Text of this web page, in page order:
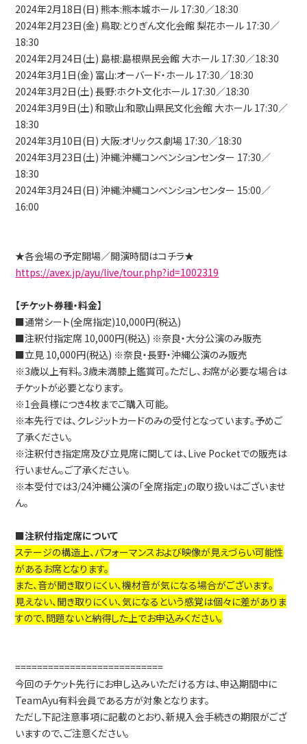
2024年2月18日(日) 熊本:熊本城ホール 17:30／18:30
2024年2月23日(金) 鳥取:とりぎん文化会館 梨花ホール 17:30／
18:30
2024年2月24日(土) 島根:島根県民会館 大ホール 17:30／18:30
2024年3月1日(金) 富山:オーバード・ホール 17:30／18:30
2024年3月2日(土) 長野:ホクト文化ホール 17:30／18:30
2024年3月9日(土) 和歌山:和歌山県民文化会館 大ホール 17:30／
18:30
2024年3月10日(日) 大阪:オリックス劇場 17:30／18:30
2024年3月23日(土) 沖縄:沖縄コンベンションセンター 17:30／
18:30
2024年3月24日(日) 沖縄:沖縄コンベンションセンター 15:00／
16:00
★各会場の予定開場／開演時間はコチラ★
https://avex.jp/ayu/live/tour.php?id=1002319
【チケット券種・料金】
■通常シート(全席指定)10,000円(税込)
■注釈付指定席 10,000円(税込) ※奈良・大分公演のみ販売
■立見 10,000円(税込) ※奈良・長野・沖縄公演のみ販売
※3歳以上有料。3歳未満膝上鑑賞可。ただし、お席が必要な場合は
チケットが必要となります。
※1会員様につき4枚までご購入可能。
※本先行では、クレジットカードのみの受付となっています。予めご
了承ください。
※注釈付き指定席及び立見席に関しては、Live Pocketでの販売は
行いません。ご了承ください。
※本受付では3/24沖縄公演の「全席指定」の取り扱いはございませ
ん。
■注釈付指定席について
ステージの構造上、パフォーマンスおよび映像が見えづらい可能性
があるお席となります。
また、音が聞き取りにくい、機材音が気になる場合がございます。
見えない、聞き取りにくい、気になるという感覚は個々に差がありま
すので、問題ないと納得した上でお申込みください。
===========================
今回のチケット先行にお申し込みいただける方は、申込期間中に
TeamAyu有料会員である方が対象となります。
ただし下記注意事項に記載のとおり、新規入会手続きの期限がござ
いますので、ご注意ください。